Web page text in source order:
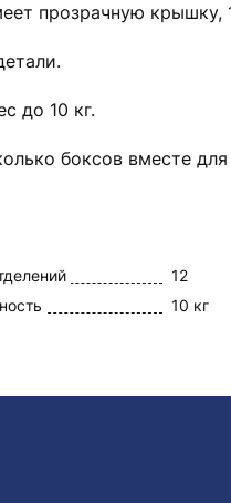
прозрачную
до 10 кг.
боксов вместе для
12
10 кг